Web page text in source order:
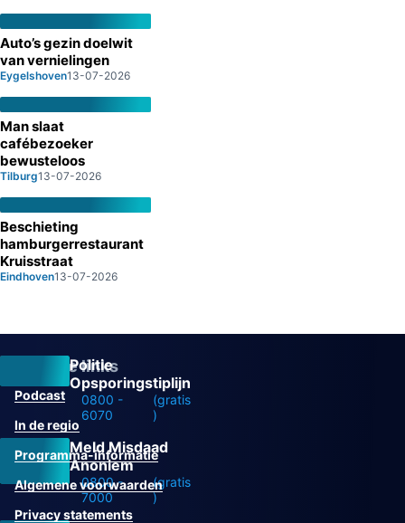
Auto’s gezin doelwit
van vernielingen
Eygelshoven13-07-2026
Man slaat
cafébezoeker
bewusteloos
Tilburg13-07-2026
Beschieting
hamburgerrestaurant
Kruisstraat
Eindhoven13-07-2026
Politie
Opsporingstiplijn
0800 -
6070
(gratis
)
Meld Misdaad
Anoniem
0800 -
7000
(gratis
)
Overige links
Podcast
In de regio
Programma-informatie
Algemene voorwaarden
Privacy statements